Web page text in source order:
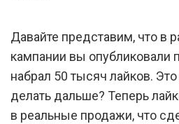
Давайте представим, что в
кампании вы опубликовали
набрал 50 тысяч лайков.
делать дальше? Теперь
в реальные продажи, что